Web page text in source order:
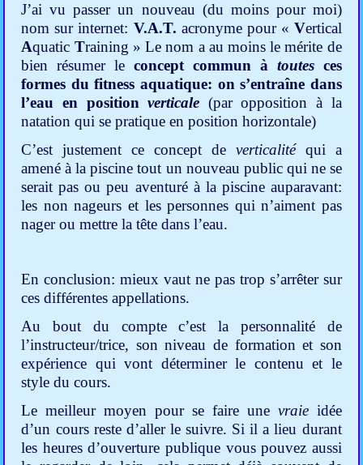
J’ai vu passer un nouveau (du moins pour moi)
nom sur internet: V.A.T. acronyme pour « Vertical
Aquatic Training » Le nom a au moins le mérite de
bien résumer leconcept commun à toutesces
formes du fitness aquatique: on s’entraîne dans
l’eau en positionverticale (par opposition à la
natation qui se pratique en position horizontale)
C’est justement ce concept de verticalitéqui a
amené à la piscine tout un nouveau public qui ne se
serait pas ou peu aventuré à la piscine auparavant:
les non nageurs et les personnes qui n’aiment pas
nager ou mettre la tête dans l’eau.
En conclusion: mieux vaut ne pas trop s’arrêter sur
ces différentes appellations.
Au bout du compte c’est la personnalité de
l’instructeur/trice, son niveau de formation et son
expérience qui vont déterminer le contenu et le
style du cours.
Le meilleur moyen pour se faire une vraie idée
d’un cours reste d’aller le suivre. Si il a lieu durant
les heures d’ouverture publique vous pouvez aussi